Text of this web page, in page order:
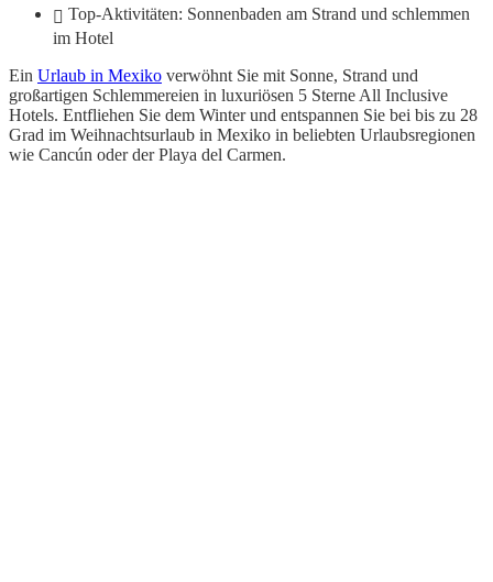
Top-Aktivitäten: Sonnenbaden am Strand und schlemmen
im Hotel
Ein Urlaub in Mexiko verwöhnt Sie mit Sonne, Strand und
großartigen Schlemmereien in luxuriösen 5 Sterne All Inclusive
Hotels. Entfliehen Sie dem Winter und entspannen Sie bei bis zu 28
Grad im Weihnachtsurlaub in Mexiko in beliebten Urlaubsregionen
wie Cancún oder der Playa del Carmen.